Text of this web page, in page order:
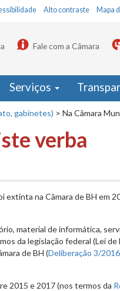
Alto contraste Mapa
Fale com a Câmara
Serviços
gabinetes) > Na Câmara
verba
na Câmara de BH em
material de informática,
da legislação federal (Lei
de BH (Deliberação 3/2016
2015 e 2017 (nos termos da